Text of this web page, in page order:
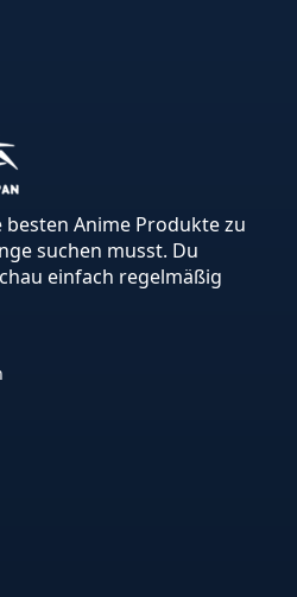
besten Anime Produkte zu
suchen musst. Du
einfach regelmäßig